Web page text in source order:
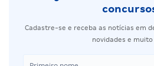
Cadastre-se e receba as notícias em
novidades e muito